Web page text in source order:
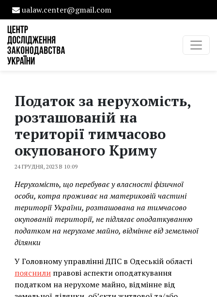
ualaw.center@gmail.com
Податок за нерухомість,
розташованій на
території тимчасово
окупованого Криму
24 ГРУДНЯ, 2023 В 10:09
Нерухомість, що перебуває у власності фізичної
особи, котра проживає на материковій частині
території України, розташована на тимчасово
окупованій території, не підлягає оподаткуванню
податком на нерухоме майно, відмінне від земельної
ділянки
У Головному управлінні ДПС в Одеській області
пояснили правові аспекти оподаткування
податком на нерухоме майно, відмінне від